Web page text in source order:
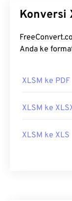
Anda ke
XLSM ke PDF
XLSM ke
XLSM ke XLS